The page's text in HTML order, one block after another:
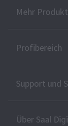
Mehr
Profibereich
Support und
Über Saal